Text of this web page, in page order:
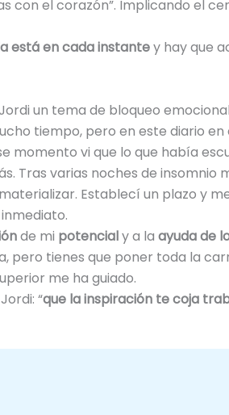
con el corazón”. Implicando el
está en cada instantey hay que
un tema de bloqueo
tiempo, pero en este diario
momento vi que lo que había
Tras varias noches de insomnio
Establecí un plazo y
de mi potencialy a la ayuda de
pero tienes que poner toda la
me ha guiado.
“que la inspiración te coja